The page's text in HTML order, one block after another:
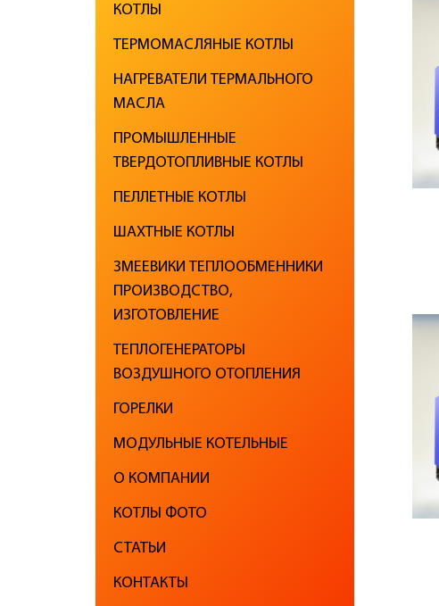
КОТЛЫ
ТЕРМОМАСЛЯНЫЕ КОТЛЫ
НАГРЕВАТЕЛИ ТЕРМАЛЬНОГО
МАСЛА
ПРОМЫШЛЕННЫЕ
ТВЕРДОТОПЛИВНЫЕ КОТЛЫ
ПЕЛЛЕТНЫЕ КОТЛЫ
ШАХТНЫЕ КОТЛЫ
ЗМЕЕВИКИ ТЕПЛООБМЕННИКИ
ПРОИЗВОДСТВО,
ИЗГОТОВЛЕНИЕ
ТЕПЛОГЕНЕРАТОРЫ
ВОЗДУШНОГО ОТОПЛЕНИЯ
ГОРЕЛКИ
МОДУЛЬНЫЕ КОТЕЛЬНЫЕ
О КОМПАНИИ
КОТЛЫ ФОТО
СТАТЬИ
КОНТАКТЫ